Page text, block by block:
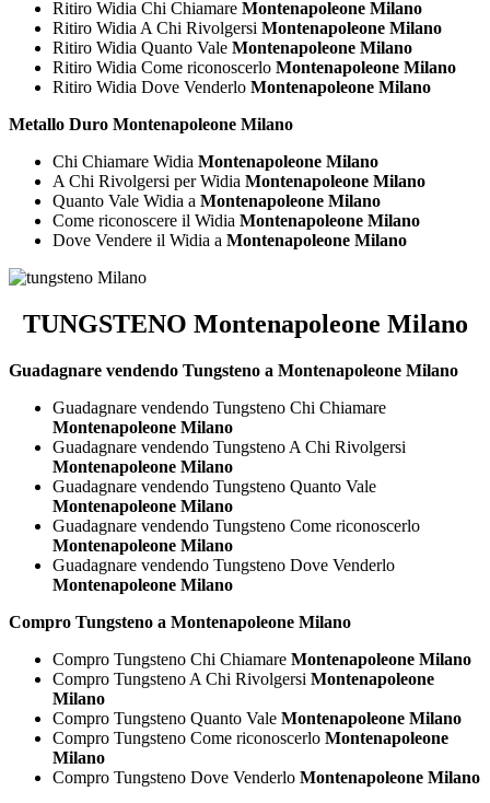
Ritiro Widia Chi Chiamare Montenapoleone Milano
Ritiro Widia A Chi Rivolgersi Montenapoleone Milano
Ritiro Widia Quanto Vale Montenapoleone Milano
Ritiro Widia Come riconoscerlo Montenapoleone Milano
Ritiro Widia Dove Venderlo Montenapoleone Milano
Metallo Duro Montenapoleone Milano
Chi Chiamare Widia Montenapoleone Milano
A Chi Rivolgersi per Widia Montenapoleone Milano
Quanto Vale Widia a Montenapoleone Milano
Come riconoscere il Widia Montenapoleone Milano
Dove Vendere il Widia a Montenapoleone Milano
TUNGSTENO Montenapoleone Milano
Guadagnare vendendo Tungsteno a Montenapoleone Milano
Guadagnare vendendo Tungsteno Chi Chiamare
Montenapoleone Milano
Guadagnare vendendo Tungsteno A Chi Rivolgersi
Montenapoleone Milano
Guadagnare vendendo Tungsteno Quanto Vale
Montenapoleone Milano
Guadagnare vendendo Tungsteno Come riconoscerlo
Montenapoleone Milano
Guadagnare vendendo Tungsteno Dove Venderlo
Montenapoleone Milano
Compro Tungsteno a Montenapoleone Milano
Compro Tungsteno Chi Chiamare Montenapoleone Milano
Compro Tungsteno A Chi Rivolgersi Montenapoleone
Milano
Compro Tungsteno Quanto Vale Montenapoleone Milano
Compro Tungsteno Come riconoscerlo Montenapoleone
Milano
Compro Tungsteno Dove Venderlo Montenapoleone Milano